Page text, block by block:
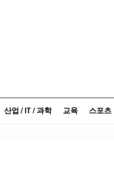
산업 / IT / 과학 교육 스포츠